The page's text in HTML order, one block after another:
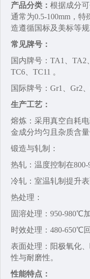
产品分类： 根据成分
通常为0.5-100mm，特
造遵循国标及美标等规
常见牌号：
国内牌号：TA1、TA2
TC6、TC11 。
国际牌号：‌Gr1、Gr2
生产工艺：
熔炼‌：采用真空自耗
金成分均匀且杂质含量
锻造与轧制‌：
热轧‌：温度控制在
冷轧‌：室温轧制提升表
热处理‌：
固溶处理‌：950-980℃
时效处理‌：480-650℃
表面处理‌：阳极氧化
性与耐磨性。
性能特点：